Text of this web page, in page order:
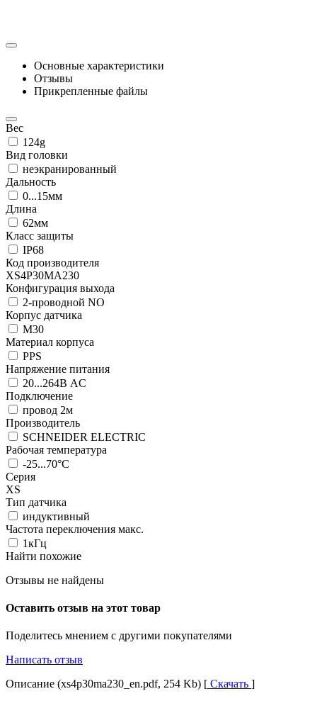
Основные характеристики
Отзывы
Прикрепленные файлы
Вес
124g
Вид головки
неэкранированный
Дальность
0...15мм
Длина
62мм
Класс защиты
IP68
Код производителя
XS4P30MA230
Конфигурация выхода
2-проводной NO
Корпус датчика
М30
Материал корпуса
PPS
Напряжение питания
20...264В AC
Подключение
провод 2м
Производитель
SCHNEIDER ELECTRIC
Рабочая температура
-25...70°C
Серия
XS
Тип датчика
индуктивный
Частота переключения макс.
1кГц
Найти похожие
Отзывы не найдены
Оставить отзыв на этот товар
Поделитесь мнением с другими покупателями
Написать отзыв
Описание (xs4p30ma230_en.pdf, 254 Kb) [ Скачать ]